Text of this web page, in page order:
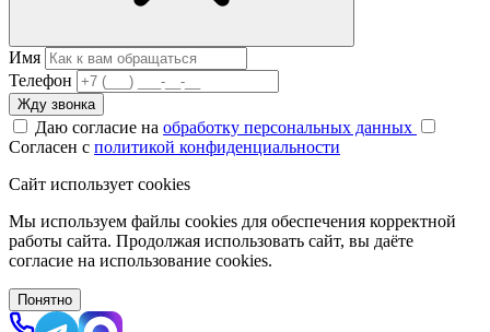
Имя
Телефон
Жду звонка
Даю согласие на обработку персональных данных
Согласен с политикой конфиденциальности
Сайт использует cookies
Мы используем файлы cookies для обеспечения корректной
работы сайта. Продолжая использовать сайт, вы даёте
согласие на использование cookies.
Понятно